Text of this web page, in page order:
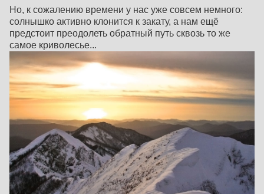
Но, к сожалению времени у нас уже совсем немного:
солнышко активно клонится к закату, а нам ещё
предстоит преодолеть обратный путь сквозь то же
самое криволесье...